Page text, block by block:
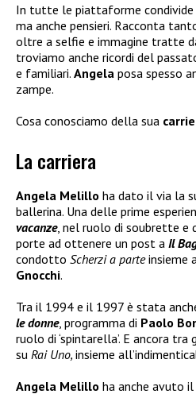
In tutte le piattaforme condivide
ma anche pensieri. Racconta
oltre a selfie e immagine tratte
troviamo anche ricordi del
e familiari. Angela posa spesso
zampe.
Cosa conosciamo della sua
La carriera
Angela Melillo ha dato il via la
ballerina. Una delle prime
vacanze, nel ruolo di soubrette e
porte ad ottenere un post a Il
condotto Scherzi a parteinsieme
Gnocchi.
Tra il 1994 e il 1997 è stata
le donne, programma di Paolo
ruolo di ‘spintarella’. E ancora
su Rai Uno, insieme
Angela Melillo ha anche avuto